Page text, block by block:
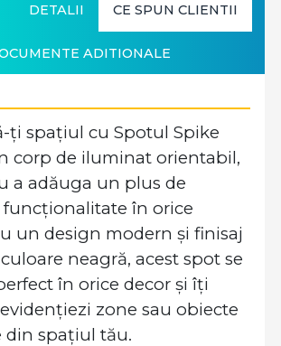
DETALII CE SPUN CLIENTII
ADITIONALE
ți spațiul cu Spotul Spike
corp de iluminat orientabil,
a adăuga un plus de
în orice
un design modern și finisaj
neagră, acest spot se
în orice decor și îți
zone sau obiecte
spațiul tău.